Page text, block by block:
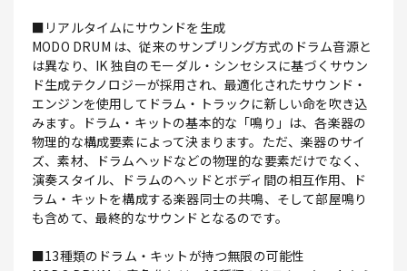
■リアルタイムにサウンドを生成
MODO DRUM は、従来のサンプリング方式のドラム音源と
は異なり、IK 独自のモーダル・シンセシスに基づくサウン
ド生成テクノロジーが採用され、最適化されたサウンド・
エンジンを使用してドラム・トラックに新しい命を吹き込
みます。ドラム・キットの基本的な「鳴り」は、各楽器の
物理的な構成要素によって決まります。ただ、楽器のサイ
ズ、素材、ドラムヘッドなどの物理的な要素だけでなく、
演奏スタイル、ドラムのヘッドとボディ間の相互作用、ド
ラム・キットを構成する楽器同士の共鳴、そして部屋鳴り
も含めて、最終的なサウンドとなるのです。
■13種類のドラム・キットが持つ無限の可能性